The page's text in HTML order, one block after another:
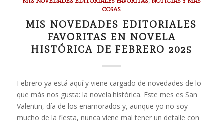
COSAS
MIS NOVEDADES EDITORIALES
FAVORITAS EN NOVELA
HISTÓRICA DE FEBRERO 2025
Febrero ya está aquí y viene cargado de novedades de lo
que más nos gusta: la novela histórica. Este mes es San
Valentin, día de los enamorados y, aunque yo no soy
mucho de la fiesta, nunca viene mal tener un detalle con